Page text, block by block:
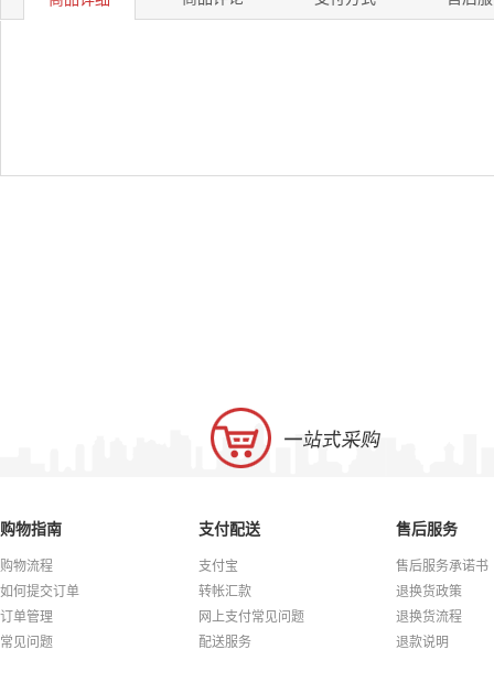
购物指南
购物流程
如何提交订单
订单管理
常见问题
支付配送
支付宝
转帐汇款
网上支付常见问题
配送服务
售后服务
售后服务承诺书
退换货政策
退换货流程
退款说明